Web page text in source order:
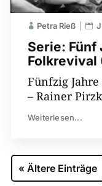
Serie:
Folkrevival
Petra Rieß
Fünfzig
– Rainer
Weiterlesen...
« Ältere Einträge